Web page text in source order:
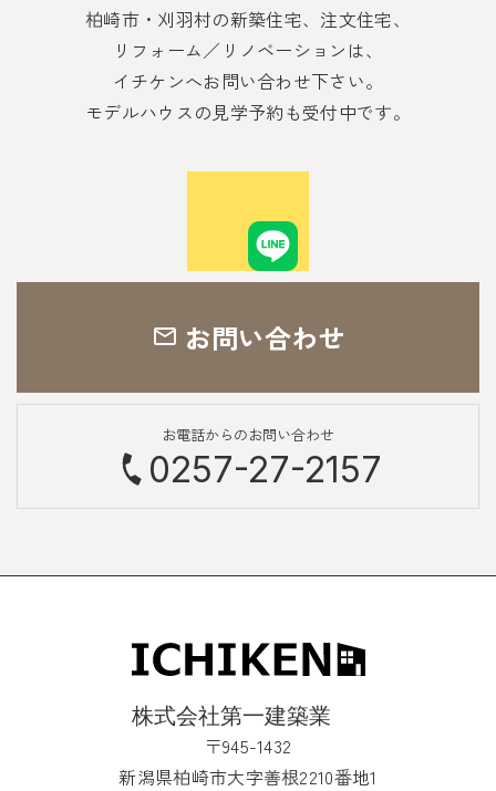
柏崎市・刈羽村の新築住宅、注文住宅、
リフォーム／リノベーションは、
イチケンへお問い合わせ下さい。
モデルハウスの見学予約も受付中です。
お問い合わせ
お電話からのお問い合わせ
0257-27-2157
〒945-1432
新潟県柏崎市大字善根2210番地1